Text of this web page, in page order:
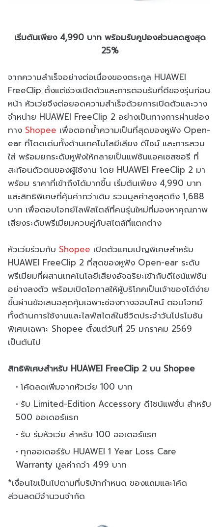
เริ่มต้นเพียง 4,990 บาท พร้อมรับคูปองส่วนลดสูงสุด
25%
จากความสำเร็จอย่างต่อเนื่องของตระกูล HUAWEI
FreeClip ตั้งแต่ช่วงเปิดตัวและการตอบรับที่ดีของรุ่นก่อน
หน้า หัวเว่ยจึงต่อยอดความสำเร็จด้วยการเปิดตัวและวาง
จำหน่าย HUAWEI FreeClip 2 อย่างเป็นทางการผ่านช่อง
ทาง Shopee เพื่อตอกย้ำความเป็นที่สุดของหูฟัง Open-
ear ที่โดดเด่นทั้งด้านเทคโนโลยีเสียง ดีไซน์ และการสวม
ใส่ พร้อมยกระดับหูฟังให้กลายเป็นแฟชันแอคเซสซอรี ที่
สะท้อนตัวตนของผู้ใช้งาน โดย HUAWEI FreeClip 2 มา
พร้อม ราคาที่เข้าถึงได้มากขึ้น เริ่มต้นเพียง 4,990 บาท
และสิทธิพิเศษที่คุ้มค่ากว่าเดิม รวมมูลค่าสูงสุดถึง 1,688
บาท เพื่อตอบโจทย์ไลฟ์สไตล์ที่คนรุ่นใหม่ที่มองหาคุณภาพ
เสียงระดับพรีเมียมควบคู่กับสไตล์ที่แตกต่าง
หัวเว่ยร่วมกับ Shopee เปิดตัวแคมเปญพิเศษสำหรับ
HUAWEI FreeClip 2 ที่สุดของหูฟัง Open-ear ระดับ
พรีเมียมที่ผสานเทคโนโลยีเสียงอัจฉริยะเข้ากับดีไซน์แฟชัน
อย่างลงตัว พร้อมเปิดโอกาสให้ผู้บริโภคเป็นเจ้าของได้ง่าย
ขึ้นผ่านข้อเสนอสุดคุ้มเฉพาะช่องทางออนไลน์ ตอบโจทย์
ทั้งด้านการใช้งานและไลฟ์สไตล์ในชีวิตประจำวันโปรโมชัน
พิเศษเฉพาะ Shopee ตั้งแต่วันที่ 25 มกราคม 2569
เป็นต้นไป
สิทธิพิเศษสำหรับ HUAWEI FreeClip 2 บน Shopee
โค้ดลดเพิ่มจากหัวเว่ย 100 บาท
รับ Limited-Edition Accessory ดีไซน์แฟชั่น สำหรับ
500 ออเดอร์แรก
รับ ร่มหัวเว่ย สำหรับ 100 ออเดอร์แรก
ทุกออเดอร์รับ HUAWEI 1 Year Loss Care
Warranty มูลค่ากว่า 499 บาท
*เงื่อนไขเป็นไปตามที่บริษัทกำหนด ของแถมและโค้ด
ส่วนลดมีจำนวนจำกัด